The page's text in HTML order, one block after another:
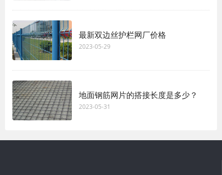
最新双边丝护栏网厂价格
2023-05-29
地面钢筋网片的搭接长度是多少？
2023-05-31